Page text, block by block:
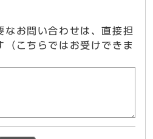
なお問い合わせは、直接担
（こちらではお受けできま